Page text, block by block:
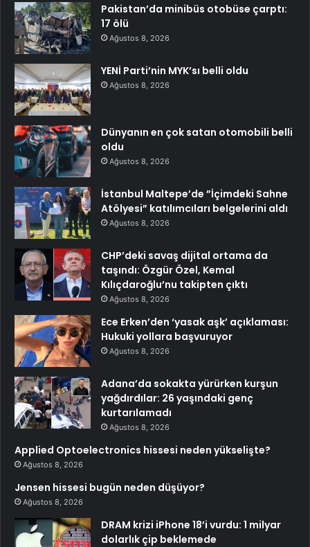
Pakistan’da minibüs otobüse çarptı:
17 ölü
Ağustos 8, 2026
YENİ Parti’nin MYK’sı belli oldu
Ağustos 8, 2026
Dünyanın en çok satan otomobili belli
oldu
Ağustos 8, 2026
İstanbul Maltepe’de ”İçimdeki Sahne
Atölyesi” katılımcıları belgelerini aldı
Ağustos 8, 2026
CHP’deki savaş dijital ortama da
taşındı: Özgür Özel, Kemal
Kılıçdaroğlu’nu takipten çıktı
Ağustos 8, 2026
Ece Erken’den ‘yasak aşk’ açıklaması:
Hukuki yollara başvuruyor
Ağustos 8, 2026
Adana’da sokakta yürürken kurşun
yağdırdılar: 26 yaşındaki genç
kurtarılamadı
Ağustos 8, 2026
Applied Optoelectronics hissesi neden yükselişte?
Ağustos 8, 2026
Jensen hissesi bugün neden düşüyor?
Ağustos 8, 2026
DRAM krizi iPhone 18’i vurdu: 1 milyar
dolarlık çip beklemede